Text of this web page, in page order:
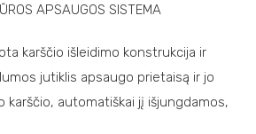
APSAUGOS SISTEMA
karščio išleidimo konstrukcija ir
jutiklis apsaugo prietaisą ir jo
karščio, automatiškai jį išjungdamos,